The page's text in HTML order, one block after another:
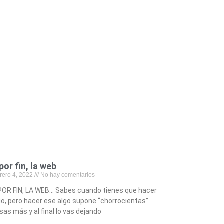
fin, la web
4, 2022 No hay comentarios
FIN, LA WEB… Sabes cuando tienes que hacer
pero hacer ese algo supone “chorrocientas”
más y al final lo vas dejando